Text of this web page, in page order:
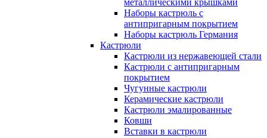
металлическими крышками
Наборы кастрюль с
антипригарным покрытием
Наборы кастрюль Германия
Кастрюли
Кастрюли из нержавеющей стали
Кастрюли с антипригарным
покрытием
Чугунные кастрюли
Керамические кастрюли
Кастрюли эмалированные
Ковши
Вставки в кастрюли